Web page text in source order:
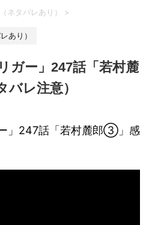
ネタバレあり） >
あり）
ガー」247話「若村麓
レ注意）
」247話「若村麓郎③」感